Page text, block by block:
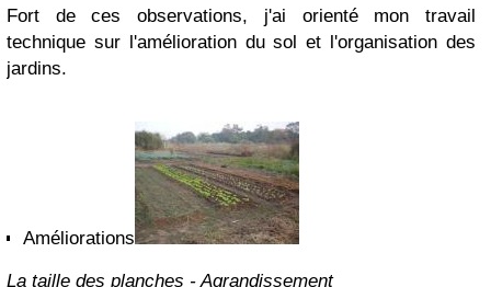
Fort de ces observations, j'ai orienté mon travail
technique sur l'amélioration du sol et l'organisation des
jardins.
Améliorations
La taille des planches - Agrandissement